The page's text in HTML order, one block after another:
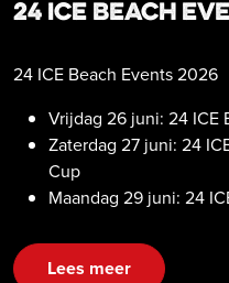
24 ICE Beach
24 ICE Beach Events 2026
Vrijdag 26 juni: 24 ICE
Zaterdag 27 juni: 24
Cup
Maandag 29 juni: 24
Lees meer